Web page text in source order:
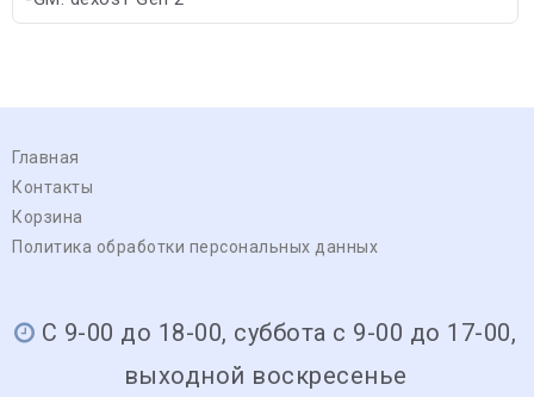
Главная
Контакты
Корзина
Политика обработки персональных данных
С 9-00 до 18-00, суббота с 9-00 до 17-00,
выходной воскресенье